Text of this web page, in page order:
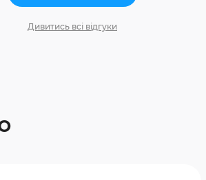
Дивитись всі відгуки